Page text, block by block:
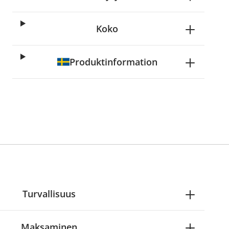
Koko
Produktinformation
Turvallisuus